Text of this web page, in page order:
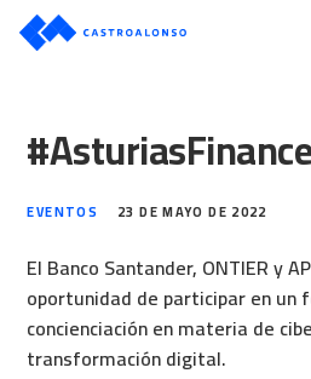
EVENTOS 23 DE MAYO DE 2022
El Banco Santander, ONTIER y
oportunidad de participar en un
concienciación en materia de
transformación digital.